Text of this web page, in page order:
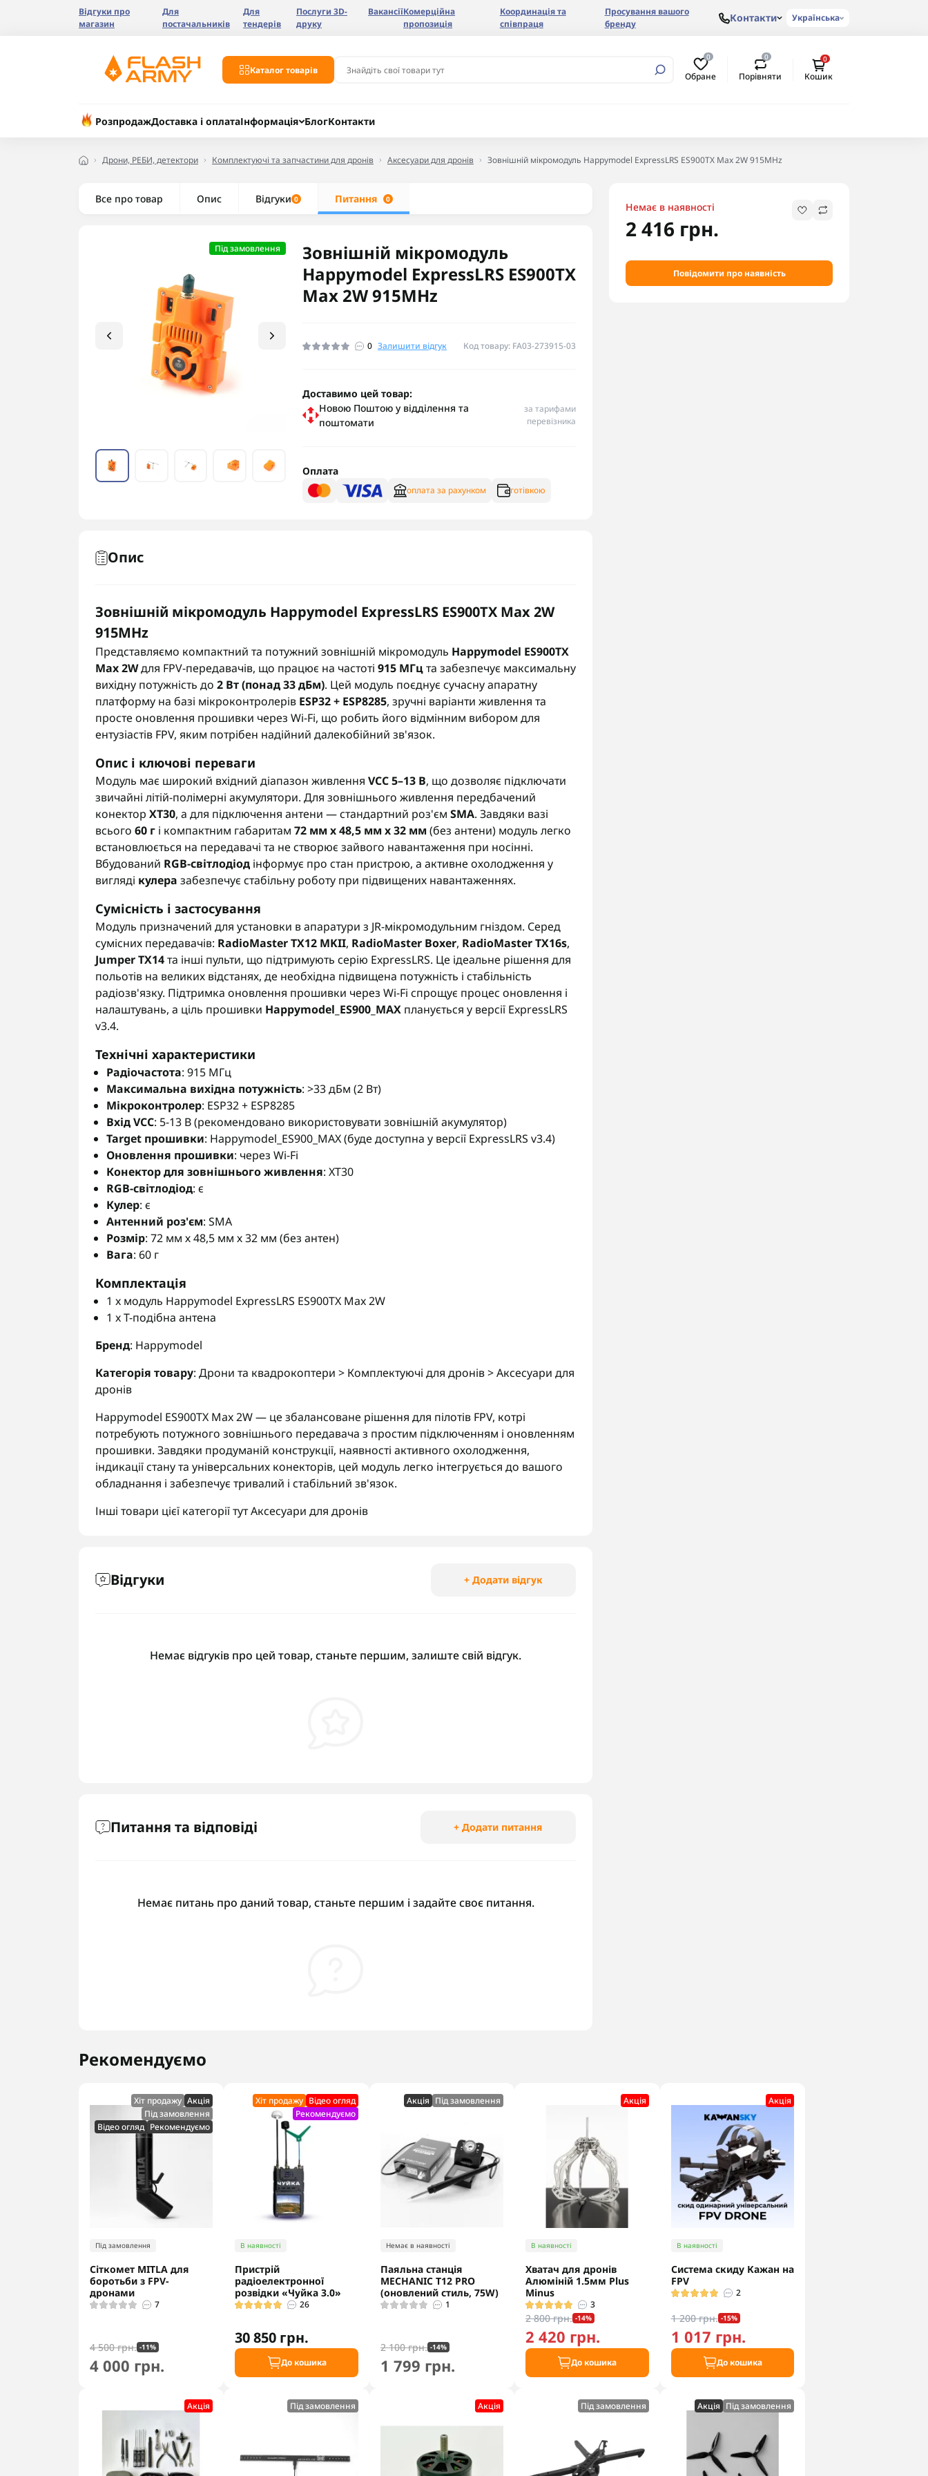
Відгуки про
магазин
Для
постачальників
Для
тендерів
Послуги 3D-
друку
ВакансіїКомерційна
пропозиція
Координація та
співпраця
Просування вашого
бренду
Контакти Українська
Каталог товарів
0
Обране
0
Порівняти
0
Кошик
РозпродажДоставка і оплатаІнформація БлогКонтакти
Дрони, РЕБИ, детектори Комплектуючі та запчастини для дронів Аксесуари для дронів Зовнішній мікромодуль Happymodel ExpressLRS ES900TX Max 2W 915MHz
Все про товар Опис Відгуки 0 Питання 0
Під замовлення
Зовнішній мікромодуль
Happymodel ExpressLRS ES900TX
Max 2W 915MHz
0 Залишити відгук Код товару: FA03-273915-03
Немає в наявності
2 416 грн.
Повідомити про наявність
Доставимо цей товар:
Новою Поштою у відділення та
поштомати
за тарифами
перевізника
Оплата
оплата за рахунком готівкою
Опис
Зовнішній мікромодуль Happymodel ExpressLRS ES900TX Max 2W
915MHz
Представляємо компактний та потужний зовнішній мікромодуль Happymodel ES900TX
Max 2Wдля FPV-передавачів, що працює на частоті 915 МГцта забезпечує максимальну
вихідну потужність до 2 Вт (понад 33 дБм). Цей модуль поєднує сучасну апаратну
платформу на базі мікроконтролерів ESP32 + ESP8285, зручні варіанти живлення та
просте оновлення прошивки через Wi-Fi, що робить його відмінним вибором для
ентузіастів FPV, яким потрібен надійний далекобійний зв'язок.
Опис і ключові переваги
Модуль має широкий вхідний діапазон живлення VCC 5–13 В, що дозволяє підключати
звичайні літій-полімерні акумулятори. Для зовнішнього живлення передбачений
конектор XT30, а для підключення антени — стандартний роз'єм SMA. Завдяки вазі
всього 60 г і компактним габаритам 72 мм х 48,5 мм х 32 мм(без антени) модуль легко
встановлюється на передавачі та не створює зайвого навантаження при носінні.
Вбудований RGB-світлодіод інформує про стан пристрою, а активне охолодження у
вигляді кулера забезпечує стабільну роботу при підвищених навантаженнях.
Сумісність і застосування
Модуль призначений для установки в апаратури з JR-мікромодульним гніздом. Серед
сумісних передавачів: RadioMaster TX12 MKII, RadioMaster Boxer, RadioMaster TX16s,
Jumper TX14та інші пульти, що підтримують серію ExpressLRS. Це ідеальне рішення для
польотів на великих відстанях, де необхідна підвищена потужність і стабільність
радіозв'язку. Підтримка оновлення прошивки через Wi-Fi спрощує процес оновлення і
налаштувань, а ціль прошивки Happymodel_ES900_MAX планується у версії ExpressLRS
v3.4.
Технічні характеристики
Радіочастота: 915 МГц
Максимальна вихідна потужність: >33 дБм (2 Вт)
Мікроконтролер: ESP32 + ESP8285
Вхід VCC: 5-13 В (рекомендовано використовувати зовнішній акумулятор)
Target прошивки: Happymodel_ES900_MAX (буде доступна у версії ExpressLRS v3.4)
Оновлення прошивки: через Wi-Fi
Конектор для зовнішнього живлення: XT30
RGB-світлодіод: є
Кулер: є
Антенний роз'єм: SMA
Розмір: 72 мм х 48,5 мм х 32 мм (без антен)
Вага: 60 г
Комплектація
1 x модуль Happymodel ExpressLRS ES900TX Max 2W
1 x T-подібна антена
Бренд: Happymodel
Категорія товару: Дрони та квадрокоптери > Комплектуючі для дронів > Аксесуари для
дронів
Happymodel ES900TX Max 2W — це збалансоване рішення для пілотів FPV, котрі
потребують потужного зовнішнього передавача з простим підключенням і оновленням
прошивки. Завдяки продуманій конструкції, наявності активного охолодження,
індикації стану та універсальних конекторів, цей модуль легко інтегрується до вашого
обладнання і забезпечує тривалий і стабільний зв'язок.
Інші товари цієї категорії тутАксесуари для дронів
Відгуки + Додати відгук
Немає відгуків про цей товар, станьте першим, залиште свій відгук.
Питання та відповіді + Додати питання
Немає питань про даний товар, станьте першим і задайте своє питання.
Рекомендуємо
Хіт продажу Акцiя
Під замовлення
Відео огляд Рекомендуємо
Під замовлення
Сіткомет MITLA для
боротьби з FPV-
дронами
7
4 500 грн. -11%
4 000 грн.
Хіт продажу Відео огляд
Рекомендуємо
В наявності
Пристрій
радіоелектронної
розвідки «Чуйка 3.0»
26
30 850 грн.
До кошика
Акцiя Під замовлення
Немає в наявності
Паяльна станція
MECHANIC T12 PRO
(оновлений стиль, 75W)
1
2 100 грн. -14%
1 799 грн.
Акцiя
В наявності
Хватач для дронів
Алюміній 1.5мм Plus
Minus
3
2 800 грн. -14%
2 420 грн.
До кошика
Акцiя
В наявності
Система скиду Кажан на
FPV
2
1 200 грн. -15%
1 017 грн.
До кошика
Акцiя Під замовлення Акцiя Під замовлення Акцiя Під замовлення